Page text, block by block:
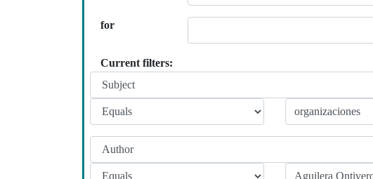
for
Current filters: